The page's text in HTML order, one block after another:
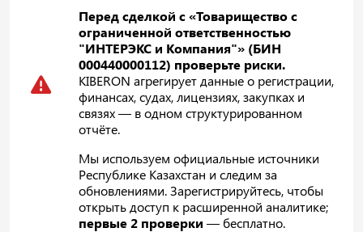
Перед сделкой с «Товарищество с
ограниченной ответственностью
"ИНТЕРЭКС и Компания"» (БИН
000440000112) проверьте риски.
KIBERON агрегирует данные о регистрации,
финансах, судах, лицензиях, закупках и
связях — в одном структурированном
отчёте.
Мы используем официальные источники
Республике Казахстан и следим за
обновлениями. Зарегистрируйтесь, чтобы
открыть доступ к расширенной аналитике;
первые 2 проверки — бесплатно.